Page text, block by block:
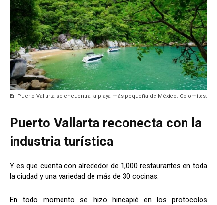
En Puerto Vallarta se encuentra la playa más pequeña de México: Colomitos.
Puerto Vallarta reconecta con la
industria turística
Y es que cuenta con alrededor de 1,000 restaurantes en toda
la ciudad y una variedad de más de 30 cocinas.
En todo momento se hizo hincapié en los protocolos